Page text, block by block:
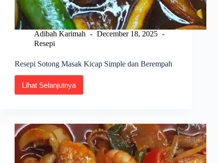
Adibah Karimah
December 18, 2025
Resepi
Resepi Sotong Masak Kicap Simple dan Berempah
Lihat Selanjutnya
Resepi
Sotong
dan
Berempah